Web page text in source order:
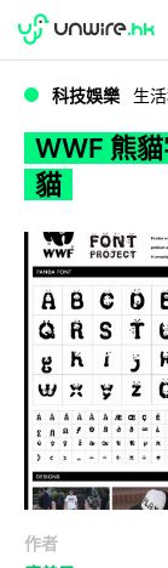
WWDC 2026
科技娛樂 生
WWF 熊
貓
作者